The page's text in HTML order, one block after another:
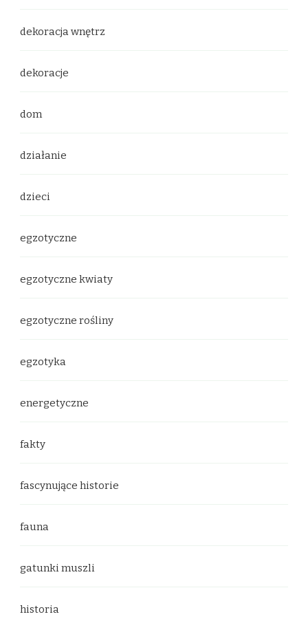
dekoracja wnętrz
dekoracje
dom
działanie
dzieci
egzotyczne
egzotyczne kwiaty
egzotyczne rośliny
egzotyka
energetyczne
fakty
fascynujące historie
fauna
gatunki muszli
historia